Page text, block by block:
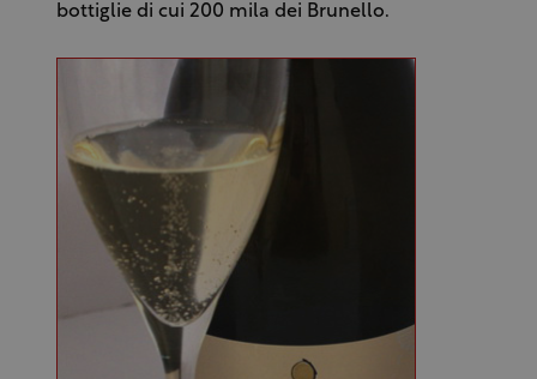
bottiglie di cui 200 mila dei Brunello.